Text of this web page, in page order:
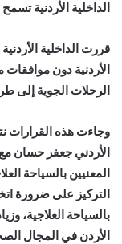
الداخلية الأردنية
قررت الداخلية
الأردنية دون
الرحلات الجوية إلى
وجاءت هذه القرارات
الأردني جعفر حسان
المعنيين بالسياحة
التركيز على ضرورة
بالسياحة العلاجية،
الأردن في المجال